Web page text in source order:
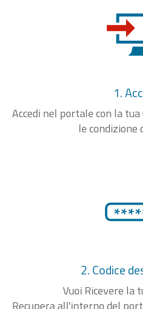
1.
Accedi nel portale con la tua
le condizione
2. Codice
Vuoi Ricevere la
Recupera all'interno del